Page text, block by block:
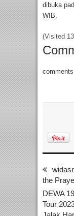
dibuka
WIB.
(Visited
comments
the
DEWA
Tour